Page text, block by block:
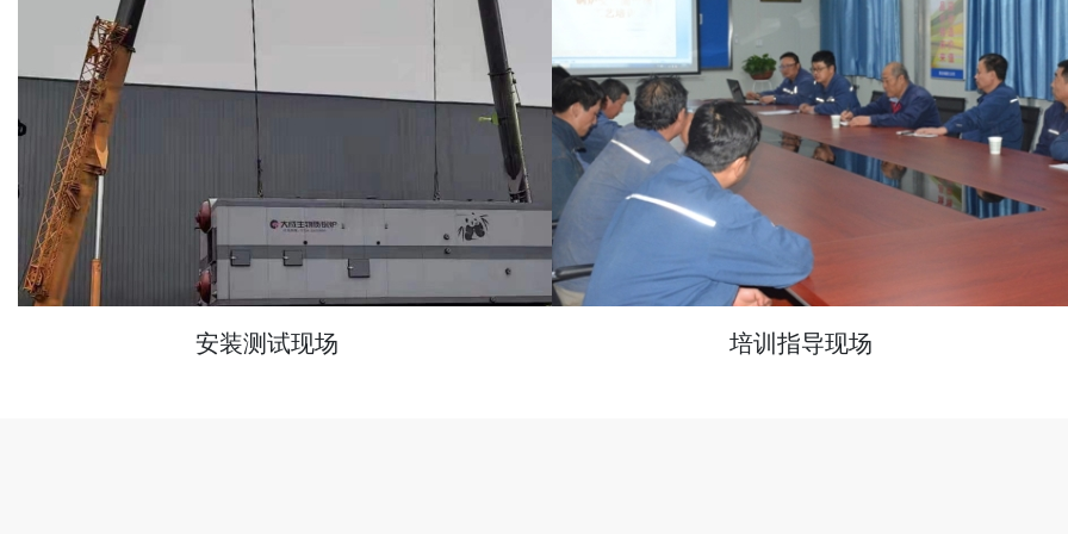
安装测试现场 培训指导现场